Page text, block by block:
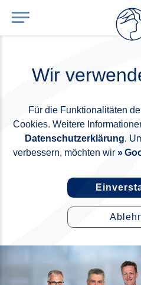
Wir
Für die Funktionalitäten
Cookies. Weitere
Datenschutzerklärung.
verbessern, möchten wir